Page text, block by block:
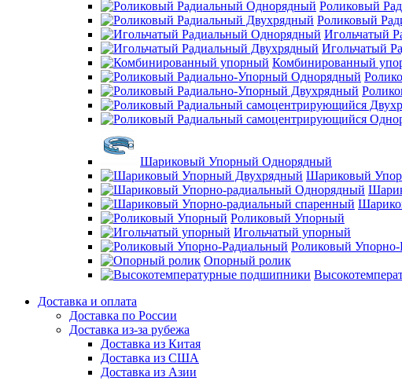
Роликовый
Роликовый
Игольчатый
Игольчатый
Комбинированный
Шариковый Упорный Однорядный
Шариковый
Роликовый Упорный
Игольчатый упорный
Роликовый Упорно-
Опорный ролик
Доставка и оплата
Доставка по России
Доставка из-за рубежа
Доставка из Китая
Доставка из США
Доставка из Азии